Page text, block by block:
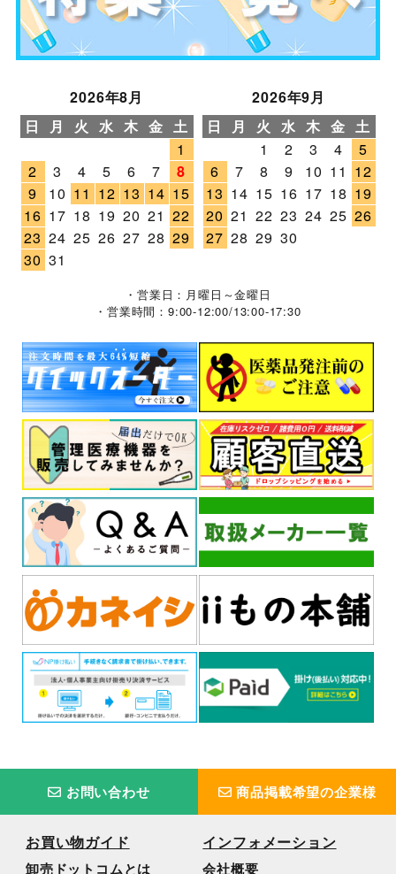
2026年8月
日
月 火 水 木 金 土
1
2
3 4 5 6 7
8
9
10 11 12 13 14 15
16 17 18 19 20 21 22
23 24 25 26 27 28 29
30 31
2026年9月
日
月 火 水 木 金 土
1
2 3 4
5
6
7 8 9 10 11 12
13 14 15 16 17 18 19
20 21 22 23 24 25 26
27 28 29 30
・営業日：月曜日～金曜日
・営業時間：9:00-12:00/13:00-17:30
お問い合わせ 商品掲載希望の企業様
お買い物ガイド
卸売ドットコムとは
インフォメーション
会社概要